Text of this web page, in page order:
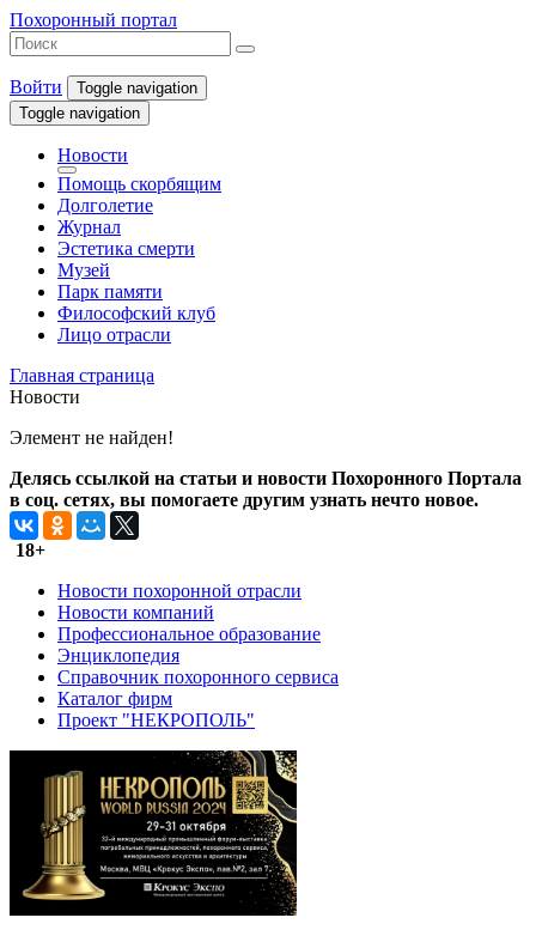
Похоронный портал
Войти
Toggle navigation
Toggle navigation
Новости
Помощь скорбящим
Долголетие
Журнал
Эстетика смерти
Музей
Парк памяти
Философский клуб
Лицо отрасли
Главная страница
Новости
Элемент не найден!
Делясь ссылкой на статьи и новости Похоронного Портала
в соц. сетях, вы помогаете другим узнать нечто новое.
18+
Новости похоронной отрасли
Новости компаний
Профессиональное образование
Энциклопедия
Справочник похоронного сервиса
Каталог фирм
Проект "НЕКРОПОЛЬ"